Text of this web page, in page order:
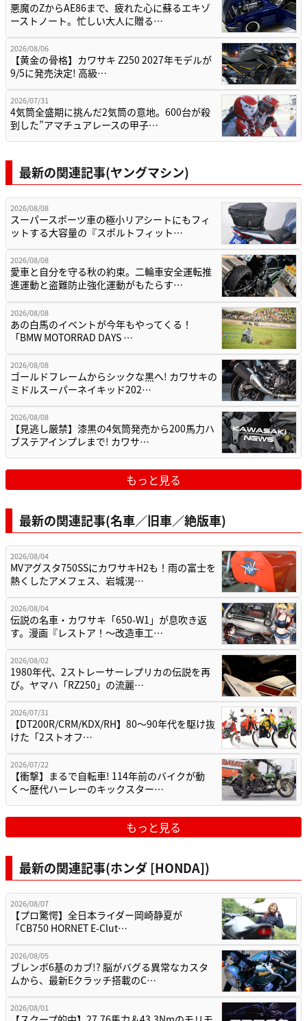
悪魔のZからAE86まで、疲れた心に蘇るエキゾ
ーストノート。忙しい大人に贈る…
2026/08/06
【黄金の骨格】カワサキ Z250 2027年モデルが
9/5に発売決定! 高級…
2026/07/31
4気筒全盛期に挑んだ2気筒の意地。600台が殺
到した”アマチュアレースの甲子…
最新の関連記事(ヤングマシン)
2026/08/08
スーパースポーツ車の極小リアシートにもフィ
ットする大容量の『スポルトフィット…
2026/08/08
愛車と自分を守る秋の約束。二輪車安全運転推
進運動と盗難防止強化運動がもたらす…
2026/08/08
あの白馬のイベントが今年もやってくる！
「BMW MOTORRAD DAYS …
2026/08/08
ゴールドフレームからシックな黒へ! カワサキの
ミドルスーパーネイキッド202…
2026/08/08
【見逃し厳禁】漆黒の4気筒発売から200馬力ハ
ブステアインプレまで! カワサ…
もっと見る
最新の関連記事(名車／旧車／絶版車)
2026/08/04
MVアグスタ750SSにカワサキH2も！雨の富士を
熱くしたアメフェス、岩城滉…
2026/08/04
伝説の名車・カワサキ「650-W1」が息吹き返
す。漫画『レストア！～改造車工…
2026/08/02
1980年代、2ストレーサーレプリカの伝説を再
び。ヤマハ「RZ250」の流麗…
2026/07/31
【DT200R/CRM/KDX/RH】80〜90年代を駆け抜
けた「2ストオフ…
2026/07/22
【衝撃】まるで自転車! 114年前のバイクが動
く〜歴代ハーレーのキックスター…
もっと見る
最新の関連記事(ホンダ [HONDA])
2026/08/07
【プロ驚愕】全日本ライダー岡崎静夏が
「CB750 HORNET E-Clut…
2026/08/05
ブレンボ6基のカブ!? 脳がバグる異常なカスタ
ムから、最新Eクラッチ搭載のC…
2026/08/01